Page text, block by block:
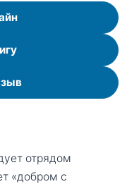
отрядом
«добром с